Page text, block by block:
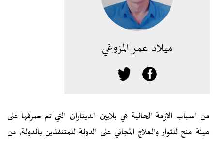
ميلاد عمر المزوغي
من اسباب الازمة الحالية هي بلايين الديناران التي تم صرفها على
هيئة منح للثوار والعلاج المجاني على الدولة للمتنفذين بالدولة, من